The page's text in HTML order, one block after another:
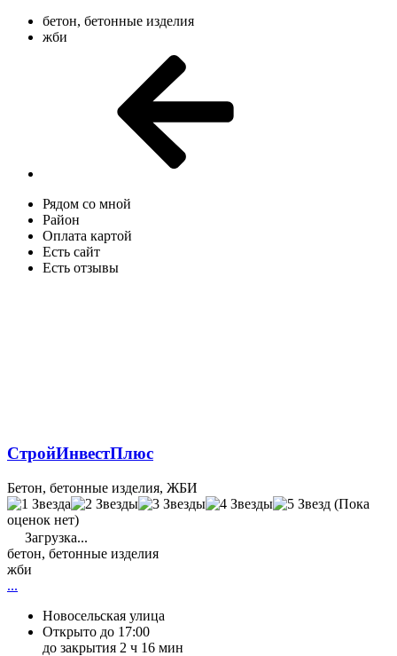
бетон, бетонные изделия
жби
Рядом со мной
Район
Оплата картой
Есть сайт
Есть отзывы
СтройИнвестПлюс
Бетон, бетонные изделия, ЖБИ
(Пока
оценок нет)
Загрузка...
бетон, бетонные изделия
жби
...
Новосельская улица
Открыто до 17:00
до закрытия 2 ч 16 мин